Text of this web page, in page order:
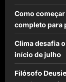
Como
completo para
Clima desafia
início de julho
Filósofo